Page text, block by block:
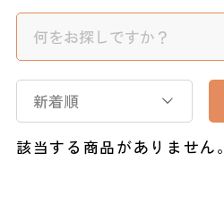
新着順
該当する商品がありません。